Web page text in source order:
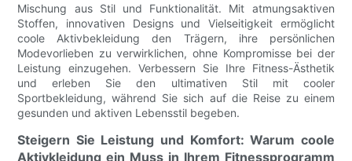
Mischung aus Stil und Funktionalität. Mit atmungsaktiven
Stoffen, innovativen Designs und Vielseitigkeit ermöglicht
coole Aktivbekleidung den Trägern, ihre persönlichen
Modevorlieben zu verwirklichen, ohne Kompromisse bei der
Leistung einzugehen. Verbessern Sie Ihre Fitness-Ästhetik
und erleben Sie den ultimativen Stil mit cooler
Sportbekleidung, während Sie sich auf die Reise zu einem
gesunden und aktiven Lebensstil begeben.
Steigern Sie Leistung und Komfort: Warum coole
Aktivkleidung ein Muss in Ihrem Fitnessprogramm